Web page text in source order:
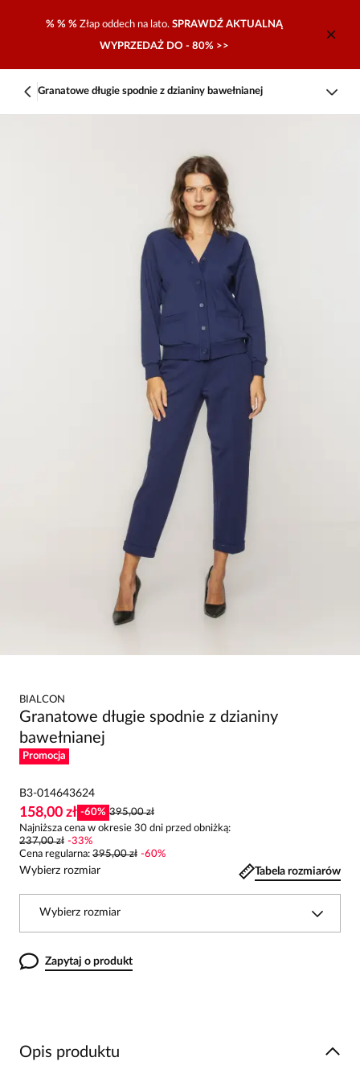
% % % Złap oddech na lato. SPRAWDŹ AKTUALNĄ
WYPRZEDAŻ DO - 80% >>
Granatowe długie spodnie z dzianiny bawełnianej
BIALCON
Granatowe długie spodnie z dzianiny
bawełnianej
Promocja
B3-014643624
158,00 zł -60% 395,00 zł
Najniższa cena w okresie 30 dni przed obniżką:
237,00 zł -33%
Cena regularna: 395,00 zł -60%
Wybierz rozmiar Tabela rozmiarów
Wybierz rozmiar
Zapytaj o produkt
Opis produktu